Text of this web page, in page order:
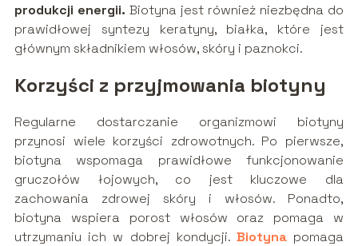
produkcji energii. Biotyna jest również niezbędna do
prawidłowej syntezy keratyny, białka, które jest
głównym składnikiem włosów, skóry i paznokci.
Korzyści z przyjmowania biotyny
Regularne dostarczanie organizmowi biotyny
przynosi wiele korzyści zdrowotnych. Po pierwsze,
biotyna wspomaga prawidłowe funkcjonowanie
gruczołów łojowych, co jest kluczowe dla
zachowania zdrowej skóry i włosów. Ponadto,
biotyna wspiera porost włosów oraz pomaga w
utrzymaniu ich w dobrej kondycji. Biotynapomaga